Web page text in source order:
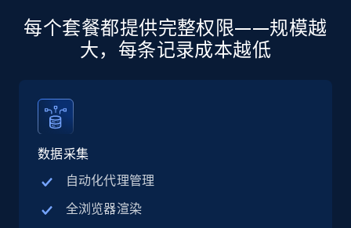
每个套餐都提供完整权限——规模越
大，每条记录成本越低
数据采集
自动化代理管理
全浏览器渲染